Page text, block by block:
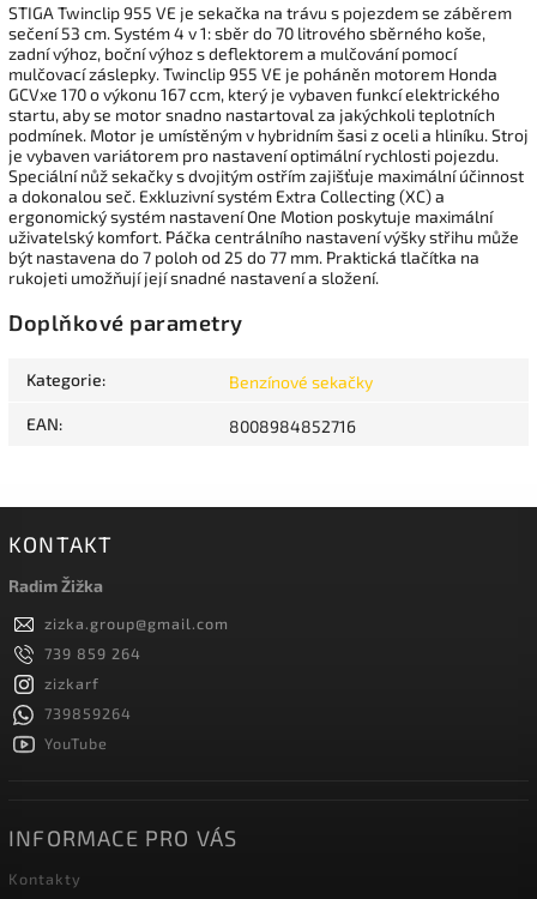
STIGA Twinclip 955 VE je sekačka na trávu s pojezdem se záběrem
sečení 53 cm. Systém 4 v 1: sběr do 70 litrového sběrného koše,
zadní výhoz, boční výhoz s deflektorem a mulčování pomocí
mulčovací záslepky. Twinclip 955 VE je poháněn motorem Honda
GCVxe 170 o výkonu 167 ccm, který je vybaven funkcí elektrického
startu, aby se motor snadno nastartoval za jakýchkoli teplotních
podmínek. Motor je umístěným v hybridním šasi z oceli a hliníku. Stroj
je vybaven variátorem pro nastavení optimální rychlosti pojezdu.
Speciální nůž sekačky s dvojitým ostřím zajišťuje maximální účinnost
a dokonalou seč. Exkluzivní systém Extra Collecting (XC) a
ergonomický systém nastavení One Motion poskytuje maximální
uživatelský komfort. Páčka centrálního nastavení výšky střihu může
být nastavena do 7 poloh od 25 do 77 mm. Praktická tlačítka na
rukojeti umožňují její snadné nastavení a složení.
Doplňkové parametry
Kategorie: Benzínové sekačky
EAN: 8008984852716
KONTAKT
Radim Žižka
zizka.group@gmail.com
739 859 264
zizkarf
739859264
YouTube
INFORMACE PRO VÁS
Kontakty